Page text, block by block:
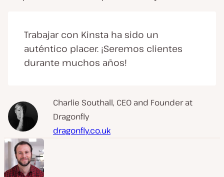
Trabajar con Kinsta ha sido un
auténtico placer. ¡Seremos clientes
durante muchos años!
Charlie Southall, CEO and Founder at
Dragonfly
dragonfly.co.uk